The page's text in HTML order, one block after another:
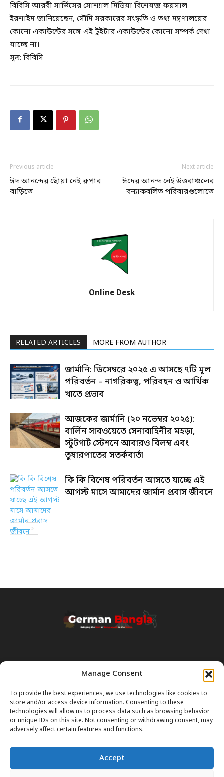
Manage Consent
To provide the best experiences, we use technologies like cookies to
store and/or access device information. Consenting to these
technologies will allow us to process data such as browsing behavior
or unique IDs on this site. Not consenting or withdrawing consent, may
adversely affect certain features and functions.
Accept
বিবিসি আরবী সার্ভিসের সোশ্যাল মিডিয়া বিশেষজ্ঞ ফয়সাল
ইরশাইদ জানিয়েছেন, সৌদি সরকারের সংস্কৃতি ও তথ্য মন্ত্রণালয়ের
কোনো একাউন্টের সঙ্গে এই টুইটার একাউন্টের কোনো সম্পর্ক দেখা
যাচ্ছে না।
সূত্র: বিবিসি
Previous article
ঈদ আনন্দের ছোঁয়া নেই রুপার
বাড়িতে
Next article
ঈদের আনন্দ নেই উত্তরাঞ্চলের
বন্যাকবলিত পরিবারগুলোতে
Online Desk
RELATED ARTICLES MORE FROM AUTHOR
জার্মানি: ডিসেম্বরে ২০২৫ এ আসছে ৭টি মূল
পরিবর্তন – নাগরিকত্ব, পরিবহন ও আর্থিক
খাতে প্রভাব
আজকের জার্মানি (২০ নভেম্বর ২০২৫):
বার্লিন সাবওয়েতে সেনাবাহিনীর মহড়া,
স্টুটগার্ট স্টেশনে আবারও বিলম্ব এবং
তুষারপাতের সতর্কবার্তা
কি কি বিশেষ পরিবর্তন আসতে যাচ্ছে এই
আগস্ট মাসে আমাদের জার্মান প্রবাস জীবনে
Transparency & Disclaimer:
Some content and images on this site are generated with the
assistance of Artificial Intelligence (AI). While we strive for accuracy, AI
can occasionally produce incorrect or outdated information.
Please Note:The content on GermanBangla.com is intended solely
professional advice. Always verify official rules (Visas, Laws, Taxes)
with government authorities before taking action.